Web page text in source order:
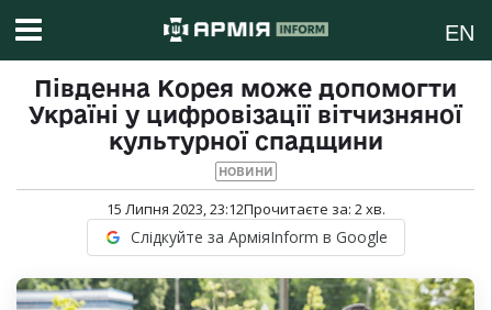
EN
Південна Корея може допомогти
Україні у цифровізації вітчизняної
культурної спадщини
НОВИНИ
15 Липня 2023, 23:12Прочитаєте за: 2хв.
Слідкуйте за АрміяInform в Google